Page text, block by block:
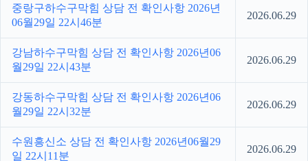
중랑구하수구막힘 상담 전 확인사항 2026년
06월29일 22시46분
2026.06.29
강남하수구막힘 상담 전 확인사항 2026년06
월29일 22시43분
2026.06.29
강동하수구막힘 상담 전 확인사항 2026년06
월29일 22시32분
2026.06.29
수원흥신소 상담 전 확인사항 2026년06월29
일 22시11분
2026.06.29